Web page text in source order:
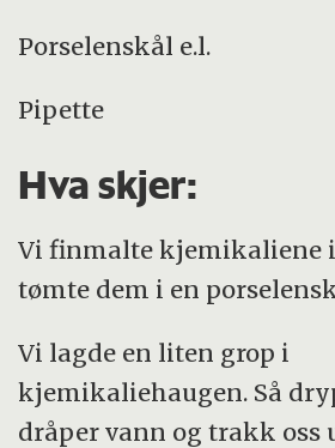
Porselenskål e.l.
Pipette
Hva skjer:
Vi finmalte kjemikaliene
tømte dem i en
Vi lagde en liten grop i
kjemikaliehaugen. Så
dråper vann og trakk oss